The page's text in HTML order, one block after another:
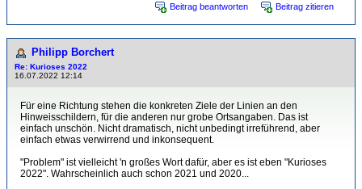
Beitrag beantworten Beitrag zitieren
Philipp Borchert
Re: Kurioses 2022
16.07.2022 12:14
Für eine Richtung stehen die konkreten Ziele der Linien an den
Hinweisschildern, für die anderen nur grobe Ortsangaben. Das ist
einfach unschön. Nicht dramatisch, nicht unbedingt irreführend, aber
einfach etwas verwirrend und inkonsequent.
"Problem" ist vielleicht 'n großes Wort dafür, aber es ist eben "Kurioses
2022". Wahrscheinlich auch schon 2021 und 2020...